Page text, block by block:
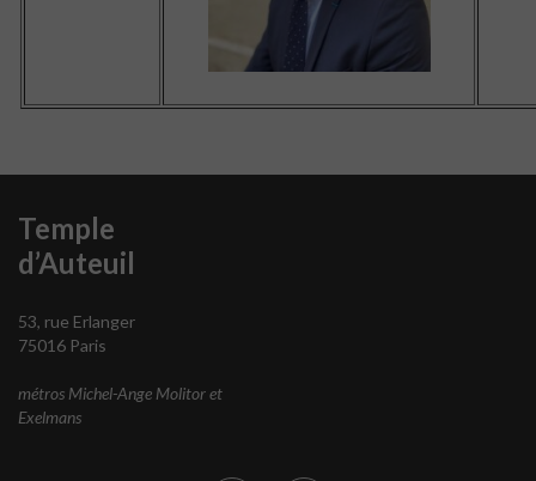
Temple
d’Auteuil
53, rue Erlanger
75016 Paris
métros Michel-Ange Molitor et
Exelmans